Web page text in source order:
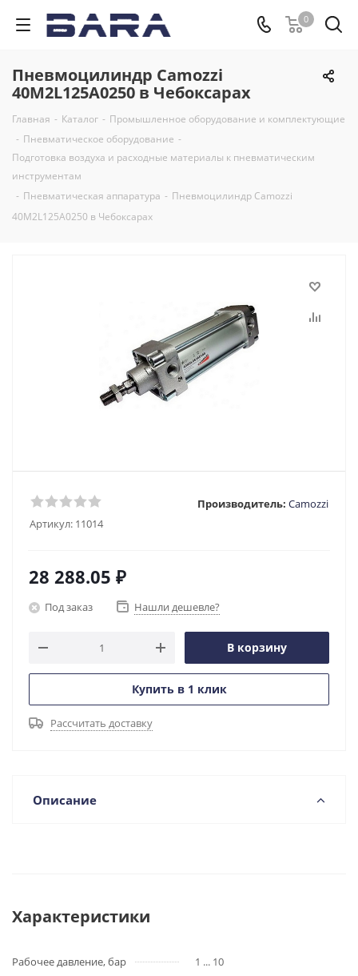
0
Пневмоцилиндр Camozzi
40M2L125A0250 в Чебоксарах
Главная - Каталог - Промышленное оборудование и комплектующие
- Пневматическое оборудование -
Подготовка воздуха и расходные материалы к пневматическим
инструментам
- Пневматическая аппаратура - Пневмоцилиндр Camozzi
40M2L125A0250 в Чебоксарах
Артикул: 11014
Производитель: Camozzi
28 288.05 ₽
Под заказ Нашли дешевле?
В корзину
Купить в 1 клик
Рассчитать доставку
Описание
Характеристики
Рабочее давление, бар
1 ... 10